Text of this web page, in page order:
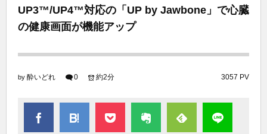
UP3™/UP4™対応の「UP by Jawbone」で心臓
の健康画面が機能アップ
by 酔いどれ 0 3057 PV
約2分